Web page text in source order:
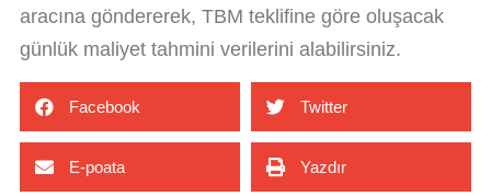
aracına göndererek, TBM teklifine göre oluşacak
günlük maliyet tahmini verilerini alabilirsiniz.
Facebook Twitter
E-poata Yazdır